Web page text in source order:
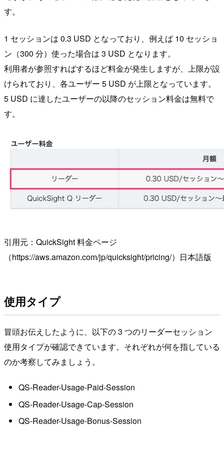
す。
1 セッションは 0.3 USD となっており、例えば 10 セッショ
ン（300 分）使った場合は 3 USD となります。
利用者が参照すればするほど料金が発生しますが、上限が設
けられており、各ユーザー 5 USD が上限となっています。
5 USD に達したユーザーの以降のセッション料金は無料で
す。
引用元：QuickSight 料金ページ
（https://aws.amazon.com/jp/quicksight/pricing/）日本語版
使用タイプ
冒頭お伝えしたように、以下の 3 つのリーダーセッション
使用タイプが確認できています。それぞれが何を指している
のか考察してみましょう。
QS-Reader-Usage-Paid-Session
QS-Reader-Usage-Cap-Session
QS-Reader-Usage-Bonus-Session